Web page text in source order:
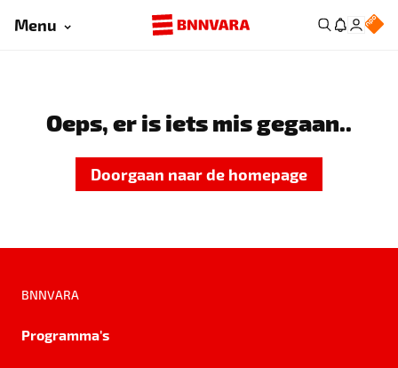
Menu
Oeps, er is iets mis gegaan..
Doorgaan naar de homepage
BNNVARA
Programma's